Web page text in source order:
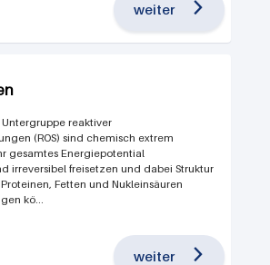
weiter
Untergruppe reaktiver
(ROS) sind chemisch extrem
gesamtes Energiepotential
irreversibel freisetzen und dabei Struktur
Fetten und Nukleinsäuren
kö...
weiter